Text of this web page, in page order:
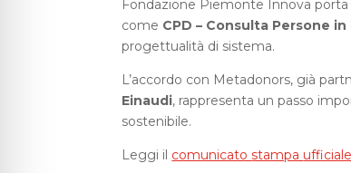
Fondazione Piemonte Innova
come CPD – Consulta Persone
progettualità di sistema.
L’accordo con Metadonors, già
Einaudi, rappresenta un passo
sostenibile.
Leggi il comunicatostampa